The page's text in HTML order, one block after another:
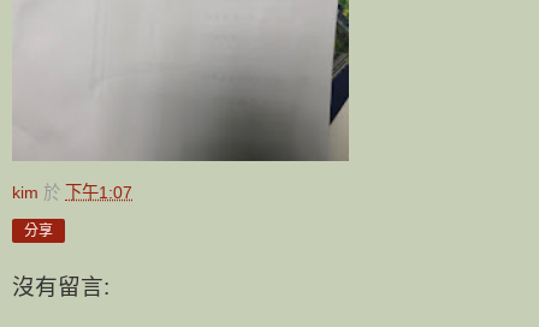
kim 於 下午1:07
分享
沒有留言: